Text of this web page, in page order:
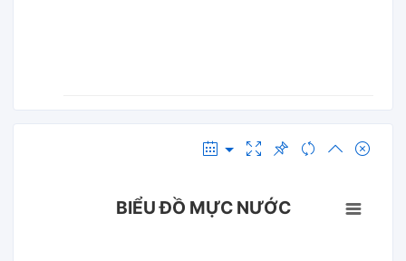
BIỂU ĐỒ MỰC NƯỚC